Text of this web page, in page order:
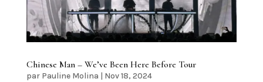
Chinese Man – We’ve Been Here Before Tour
par Pauline Molina | Nov 18, 2024